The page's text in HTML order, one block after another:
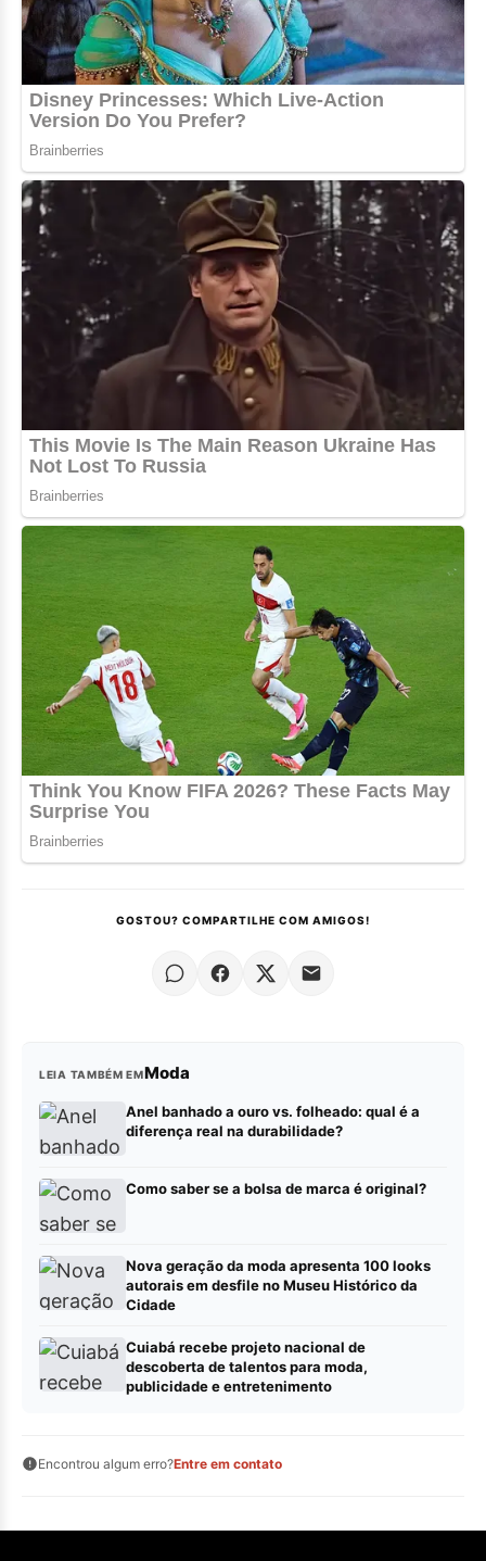
GOSTOU? COMPARTILHE COM AMIGOS!
LEIA TAMBÉM EMModa
Anel banhado a ouro vs. folheado: qual é a
diferença real na durabilidade?
Como saber se a bolsa de marca é original?
Nova geração da moda apresenta 100 looks
autorais em desfile no Museu Histórico da
Cidade
Cuiabá recebe projeto nacional de
descoberta de talentos para moda,
publicidade e entretenimento
Encontrou algum erro?Entre em contato